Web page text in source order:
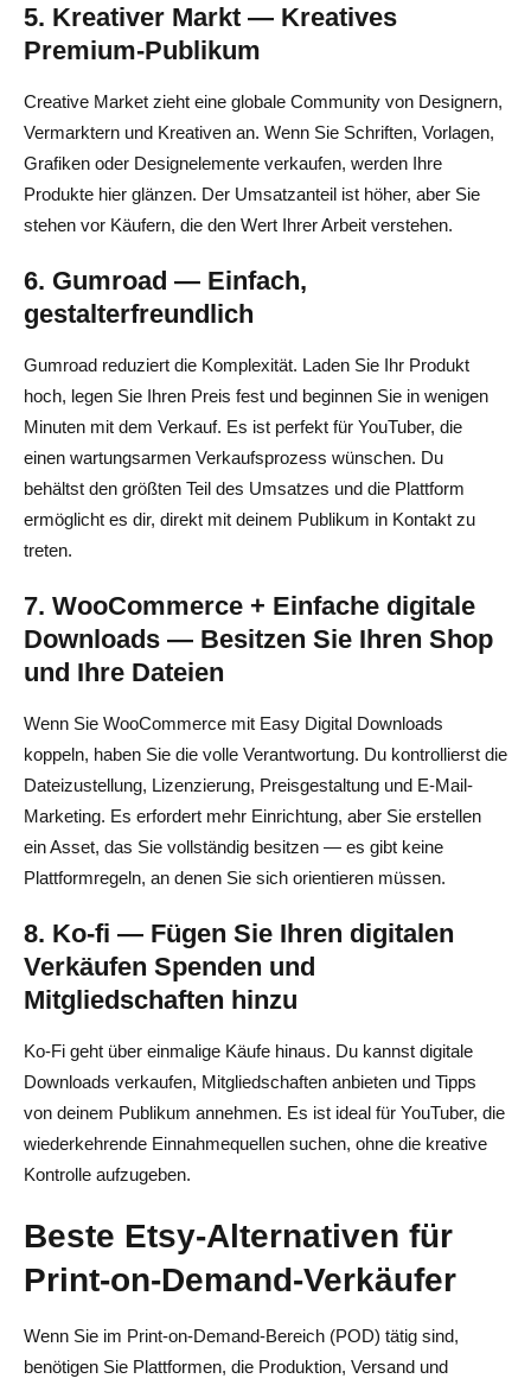
5. Kreativer Markt — Kreatives
Premium-Publikum
Creative Market zieht eine globale Community von Designern,
Vermarktern und Kreativen an. Wenn Sie Schriften, Vorlagen,
Grafiken oder Designelemente verkaufen, werden Ihre
Produkte hier glänzen. Der Umsatzanteil ist höher, aber Sie
stehen vor Käufern, die den Wert Ihrer Arbeit verstehen.
6. Gumroad — Einfach,
gestalterfreundlich
Gumroad reduziert die Komplexität. Laden Sie Ihr Produkt
hoch, legen Sie Ihren Preis fest und beginnen Sie in wenigen
Minuten mit dem Verkauf. Es ist perfekt für YouTuber, die
einen wartungsarmen Verkaufsprozess wünschen. Du
behältst den größten Teil des Umsatzes und die Plattform
ermöglicht es dir, direkt mit deinem Publikum in Kontakt zu
treten.
7. WooCommerce + Einfache digitale
Downloads — Besitzen Sie Ihren Shop
und Ihre Dateien
Wenn Sie WooCommerce mit Easy Digital Downloads
koppeln, haben Sie die volle Verantwortung. Du kontrollierst die
Dateizustellung, Lizenzierung, Preisgestaltung und E-Mail-
Marketing. Es erfordert mehr Einrichtung, aber Sie erstellen
ein Asset, das Sie vollständig besitzen — es gibt keine
Plattformregeln, an denen Sie sich orientieren müssen.
8. Ko-fi — Fügen Sie Ihren digitalen
Verkäufen Spenden und
Mitgliedschaften hinzu
Ko-Fi geht über einmalige Käufe hinaus. Du kannst digitale
Downloads verkaufen, Mitgliedschaften anbieten und Tipps
von deinem Publikum annehmen. Es ist ideal für YouTuber, die
wiederkehrende Einnahmequellen suchen, ohne die kreative
Kontrolle aufzugeben.
Beste Etsy-Alternativen für
Print-on-Demand-Verkäufer
Wenn Sie im Print-on-Demand-Bereich (POD) tätig sind,
benötigen Sie Plattformen, die Produktion, Versand und